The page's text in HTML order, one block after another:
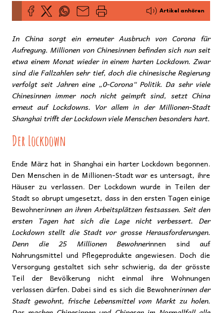
Artikel anhören
In China sorgt ein erneuter Ausbruch von Corona für
Aufregung. Millionen von Chinesinnen befinden sich nun seit
etwa einem Monat wieder in einem harten Lockdown. Zwar
sind die Fallzahlen sehr tief, doch die chinesische Regierung
verfolgt seit Jahren eine „0-Corona“ Politik. Da sehr viele
Chinesinnen immer noch nicht geimpft sind, setzt China
erneut auf Lockdowns. Vor allem in der Millionen-Stadt
Shanghai trifft der Lockdown viele Menschen besonders hart.
Der Lockdown
Ende März hat in Shanghai ein harter Lockdown begonnen.
Den Menschen in de Millionen-Stadt war es untersagt, ihre
Häuser zu verlassen. Der Lockdown wurde in Teilen der
Stadt so abrupt umgesetzt, dass in den ersten Tagen einige
Bewohnerinnen an ihren Arbeitsplätzen festsassen. Seit den
ersten Tagen hat sich die Lage nicht verbessert. Der
Lockdown stellt die Stadt vor grosse Herausforderungen.
Denn die 25 Millionen Bewohnerinnen sind auf
Nahrungsmittel und Pflegeprodukte angewiesen. Doch die
Versorgung gestaltet sich sehr schwierig, da der grösste
Teil der Bevölkerung nicht einmal ihre Wohnungen
verlassen dürfen. Dabei sind es sich die Bewohnerinnen der
Stadt gewohnt, frische Lebensmittel vom Markt zu holen.